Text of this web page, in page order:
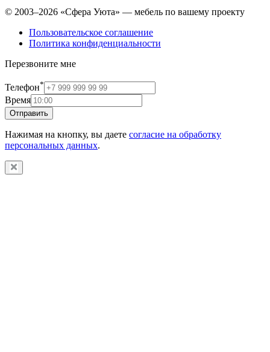
© 2003–2026 «Сфера Уюта» — мебель по вашему проекту
Пользовательское соглашение
Политика конфиденциальности
Перезвоните мне
Телефон*
Время
Отправить
Нажимая на кнопку, вы даете согласие на обработку
персональных данных.